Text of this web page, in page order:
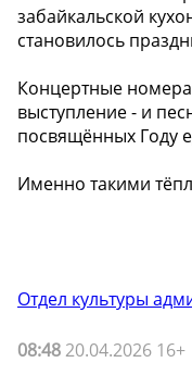
забайкальской
становилось
Концертные
выступление - и
посвящённых Году
Именно такими
Отдел культуры
08:48 20.04.2026 16+